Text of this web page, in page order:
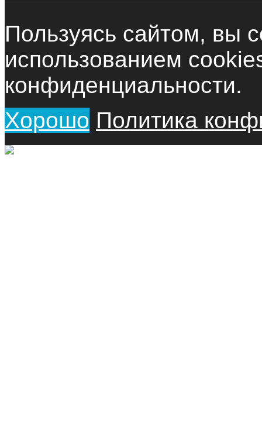
Пользуясь сайтом, вы
использованием
конфиденциальности.
Хорошо Политика